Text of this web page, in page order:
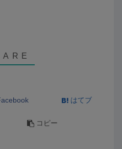
はてブ
コピー